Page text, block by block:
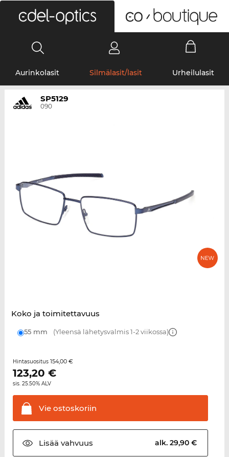
Aurinkolasit Silmälasit/lasit Urheilulasit
SP5129
090
Koko ja toimitettavuus
55 mm (Yleensä lähetysvalmis 1-2 viikossa)
Hintasuositus 154,00 €
123,20 €
sis. 25.50% ALV
Vieostoskoriin
Lisää vahvuus alk. 29,90 €